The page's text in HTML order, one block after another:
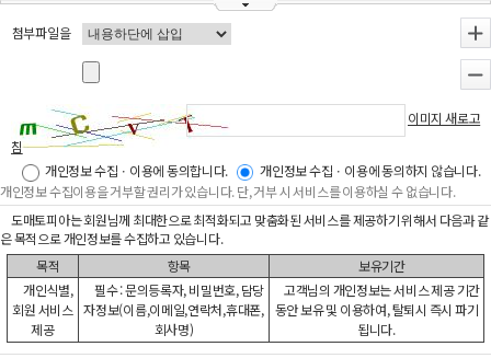
첨부파일을
이미지 새로고
침
개인정보 수집ㆍ이용에 동의합니다.
개인정보 수집ㆍ이용에 동의하지 않습니다.
개인정보 수집이용을 거부할 권리가 있습니다. 단, 거부 시 서비스를 이용하실 수 없습니다.
도매토피아는 회원님께 최대한으로 최적화되고 맞춤화된 서비스를 제공하기 위해서 다음과 같
은 목적으로 개인정보를 수집하고 있습니다.
목적
항목
보유기간
개인식별,
회원 서비스
제공
필수 : 문의등록자, 비밀번호, 담당
자정보(이름,이메일,연락처,휴대폰,
회사명)
고객님의 개인정보는 서비스 제공 기간
동안 보유 및 이용하여, 탈퇴시 즉시 파기
됩니다.